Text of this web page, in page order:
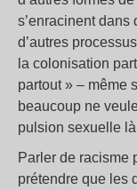
s’enracinent dans
d’autres
la colonisation
partout » – même
beaucoup ne
pulsion sexuelle
Parler de racisme
prétendre que les